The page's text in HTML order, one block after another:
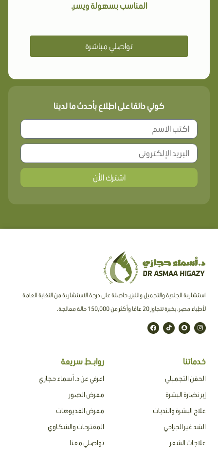
المناسب بسهولة ويسر.
تواصلي مباشرة
كوني دائمًا على اطلاع بأحدث ما لدينا
اشترك الأن
استشارية الجلدية والتجميل والليزر، حاصلة على درجة الاستشارية من النقابة العامة
لأطباء مصر ، بخبرة تتجاوز 20 عامًا وأكثر من 150,000 حالة معالجة.
I
n
s
a
S
n
a
a
t
T
i
k
F
a
c
خدماتنا
الحقن التجميلي
إبر نضارة البشرة
علاج البشرة والندبات
الشد غير الجراحي
علاجات الشعر
روابـط سريعة
اعرفي عن د. أسماء حجازي
معرض الصور
معرض الفديوهات
المقترحات والشكاوي
تواصلي معنا